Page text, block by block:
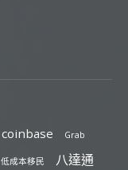
coinbase Grab
低成本移民 八達通